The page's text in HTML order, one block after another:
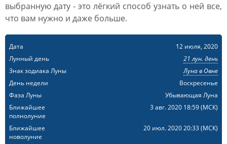
выбранную дату - это лёгкий способ узнать о ней все,
что вам нужно и даже больше.
Дата
12 июля, 2020
Лунный день
21 лун. день
Знак зодиака Луны
Луна в Овне
День недели
Воскресенье
Фаза Луны
Убывающая Луна
Ближайшее
полнолуние
3 авг. 2020 18:59(МСК)
Ближайшее
новолуние
20 июл. 2020 20:33(МСК)